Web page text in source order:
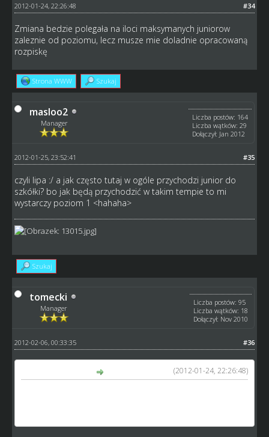
#34
2012-01-24, 22:26:48
Zmiana bedzie polegała na iloci maksymanych juniorow
zaleznie od poziomu, lecz musze mie doladnie opracowaną
rozpiskę
Strona WWW Szukaj
masloo2
Manager
Liczba postów: 164
Liczba wątków: 29
Dołączył: Jan 2012
#35
2012-01-25, 23:52:41
czyli lipa :/ a jak często tutaj w ogóle przychodzi junior do
szkółki? bo jak będą przychodzić w takim tempie to mi
wystarczy poziom 1 <hahaha>
Szukaj
tomecki
Manager
Liczba postów: 95
Liczba wątków: 18
Dołączył: Nov 2010
#36
2012-02-06, 00:33:35
(2012-01-24, 22:26:48)